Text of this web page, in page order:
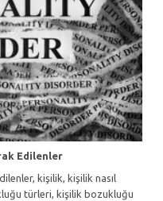
Edilenler
kişilik, kişilik nasıl
türleri, kişilik bozukluğu